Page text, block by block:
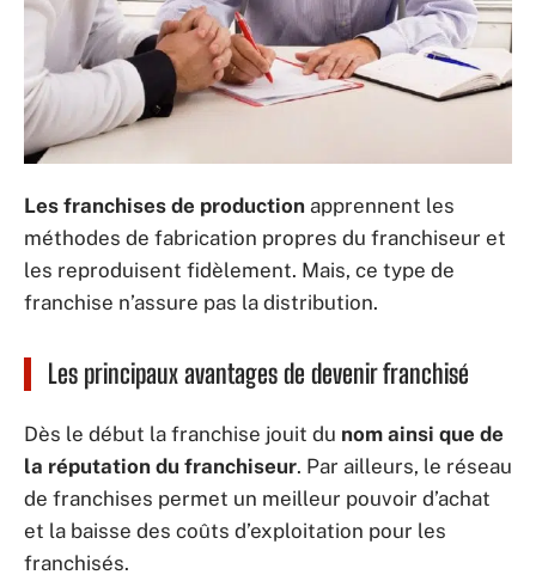
Les franchises de production apprennent les
méthodes de fabrication propres du franchiseur et
les reproduisent fidèlement. Mais, ce type de
franchise n’assure pas la distribution.
Les principaux avantages de devenir franchisé
Dès le début la franchise jouit du nom ainsi que de
la réputation du franchiseur. Par ailleurs, le réseau
de franchises permet un meilleur pouvoir d’achat
et la baisse des coûts d’exploitation pour les
franchisés.